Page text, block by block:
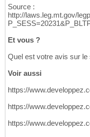
Source :
http://laws.leg.mt.gov/
Et vous ?
Quel est votre avis sur le
Voir aussi
https://
https://
https://